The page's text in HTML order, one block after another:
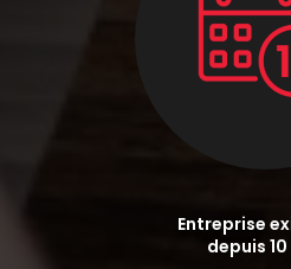
Entreprise
depuis